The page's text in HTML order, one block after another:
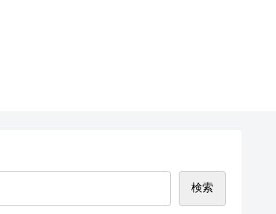
検索